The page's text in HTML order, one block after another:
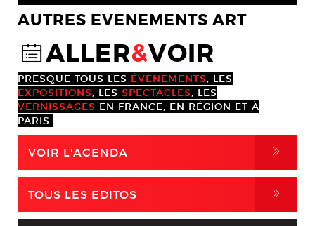
AUTRES EVENEMENTS ART
@ALLER&VOIR
PRESQUE TOUS LES ÉVÈNEMENTS, LES
EXPOSITIONS, LES SPECTACLES, LES
VERNISSAGES EN FRANCE, EN RÉGION ET À
PARIS.
VOIR L'AGENDA ,
TOUS LES EDITOS ,